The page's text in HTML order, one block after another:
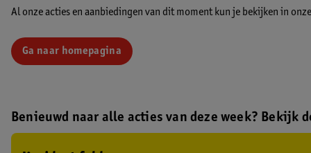
Al onze acties en aanbiedingen van dit moment kun je bekijken in
Ga naar homepagina
Benieuwd naar alle acties van deze week? Bekijk